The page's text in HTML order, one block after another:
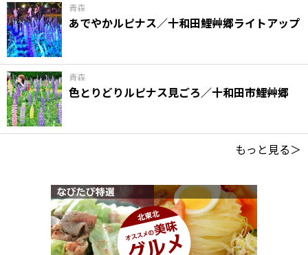
青森
あでやかルピナス／十和田鯉艸郷ライトアップ
青森
色とりどりルピナス見ごろ／十和田市鯉艸郷
もっと見る＞